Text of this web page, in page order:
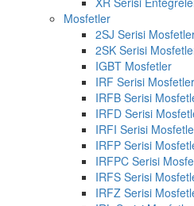
Mosfetler
2SJ Serisi
2SK Serisi
IGBT Mosfetler
IRF Serisi Mosfetler
IRFB Serisi
IRFD Serisi
IRFI Serisi
IRFP Serisi
IRFPC Serisi
IRFS Serisi
IRFZ Serisi